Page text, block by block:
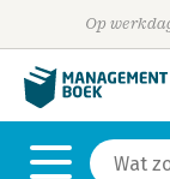
Op